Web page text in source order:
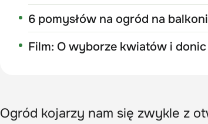
6 pomysłów na ogród na
Film: O wyborze kwiatów i
Ogród kojarzy nam się zwykle z